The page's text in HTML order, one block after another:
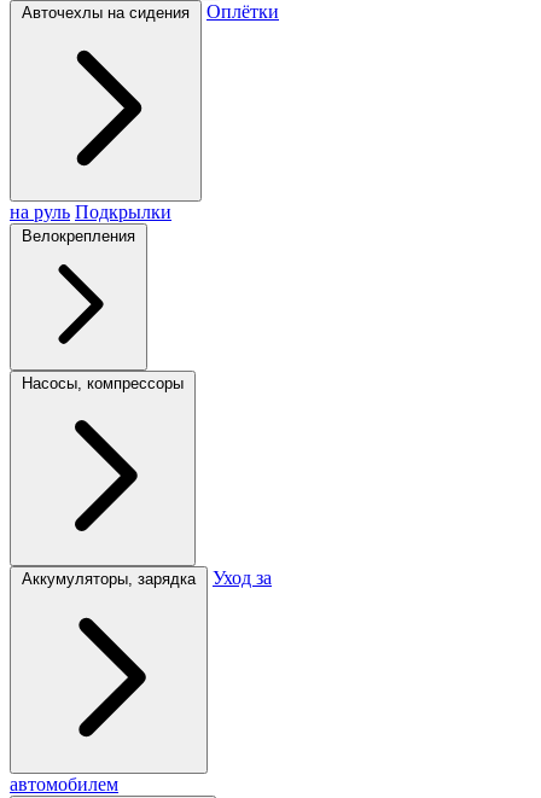
Авточехлы на сидения Оплётки
на руль Подкрылки
Велокрепления
Насосы, компрессоры
Аккумуляторы, зарядка Уход за
автомобилем